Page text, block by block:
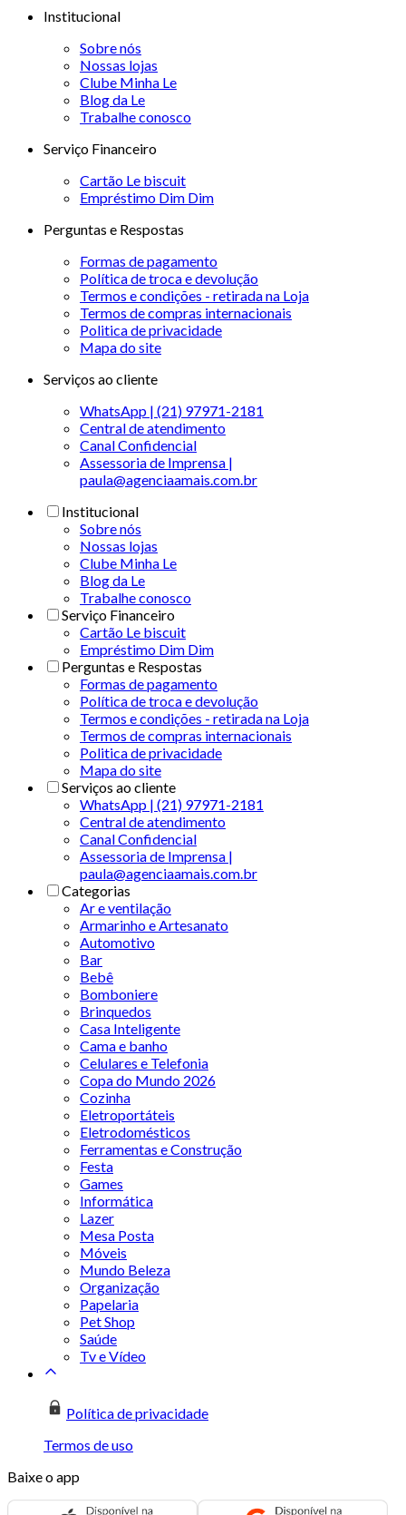
Institucional
Sobre nós
Nossas lojas
Clube Minha Le
Blog da Le
Trabalhe conosco
Serviço Financeiro
Cartão Le biscuit
Empréstimo Dim Dim
Perguntas e Respostas
Formas de pagamento
Política de troca e devolução
Termos e condições - retirada na Loja
Termos de compras internacionais
Politica de privacidade
Mapa do site
Serviços ao cliente
WhatsApp | (21) 97971-2181
Central de atendimento
Canal Confidencial
Assessoria de Imprensa |
paula@agenciaamais.com.br
Institucional
Sobre nós
Nossas lojas
Clube Minha Le
Blog da Le
Trabalhe conosco
Serviço Financeiro
Cartão Le biscuit
Empréstimo Dim Dim
Perguntas e Respostas
Formas de pagamento
Política de troca e devolução
Termos e condições - retirada na Loja
Termos de compras internacionais
Politica de privacidade
Mapa do site
Serviços ao cliente
WhatsApp | (21) 97971-2181
Central de atendimento
Canal Confidencial
Assessoria de Imprensa |
paula@agenciaamais.com.br
Categorias
Ar e ventilação
Armarinho e Artesanato
Automotivo
Bar
Bebê
Bomboniere
Brinquedos
Casa Inteligente
Cama e banho
Celulares e Telefonia
Copa do Mundo 2026
Cozinha
Eletroportáteis
Eletrodomésticos
Ferramentas e Construção
Festa
Games
Informática
Lazer
Mesa Posta
Móveis
Mundo Beleza
Organização
Papelaria
Pet Shop
Saúde
Tv e Vídeo
Política de privacidade
Termos de uso
Baixe o app